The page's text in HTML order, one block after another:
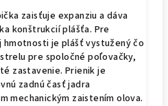
zaisťuje expanziu a dáva
konštrukcií plášťa. Pre
je plášť vystužený čo
pre spoločné poľovačky,
zastavenie. Prienik je
zadnú časť jadra
mechanickým zaistením olova.